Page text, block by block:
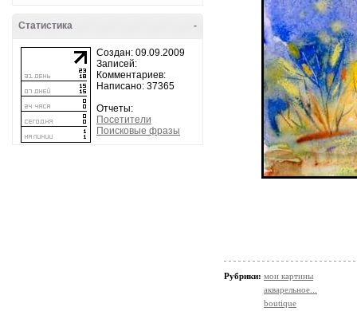
-
Статистика
Создан: 09.09.2009
Записей:
Комментариев:
Написано: 37365
Отчеты:
Посетители
Поисковые фразы
Рубрики: мои картины
акварельное...
boutique